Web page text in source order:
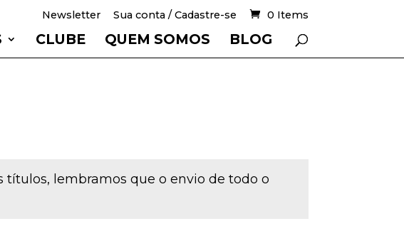
Newsletter Sua conta / Cadastre-se 0 Items
CLUBE QUEM SOMOS BLOG
títulos, lembramos que o envio de todo o